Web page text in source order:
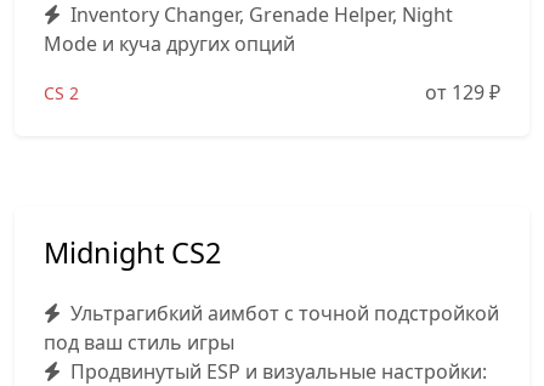
Inventory Changer, Grenade Helper, Night
Mode и куча других опций
CS 2 от 129₽
Midnight CS2
Ультрагибкий аимбот с точной подстройкой
под ваш стиль игры
Продвинутый ESP и визуальные настройки: